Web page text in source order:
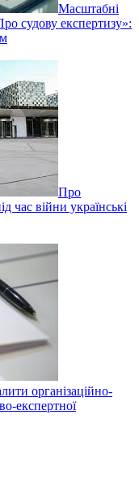
Масштабні
судову експертизу»:
Про
час війни українські
організаційно-
експертної